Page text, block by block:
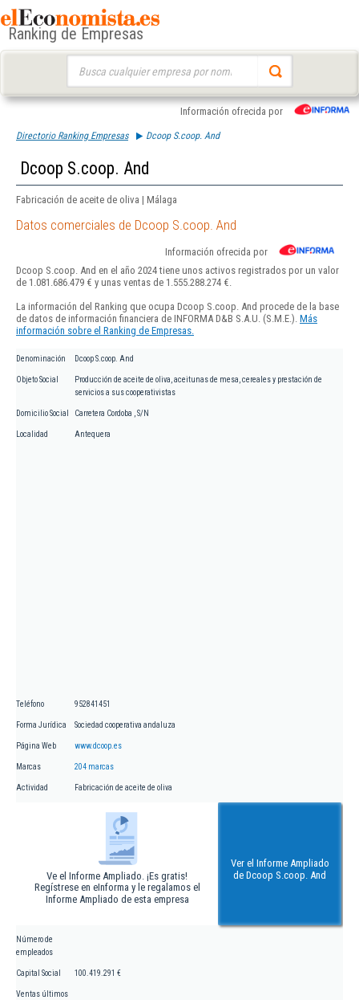
Ranking de Empresas
Información ofrecida por
Directorio Ranking Empresas Dcoop S.coop. And
Dcoop S.coop. And
Fabricación de aceite de oliva | Málaga
Datos comerciales de Dcoop S.coop. And
Información ofrecida por
Dcoop S.coop. And en el año 2024 tiene unos activos registrados por un valor
de 1.081.686.479 € y unas ventas de 1.555.288.274 €.
La información del Ranking que ocupa Dcoop S.coop. And procede de la base
de datos de información financiera de INFORMA D&B S.A.U. (S.M.E.). Más
información sobre el Ranking de Empresas.
Denominación Dcoop S.coop. And
Objeto Social
Producción de aceite de oliva, aceitunas de mesa, cereales y prestación de
servicios a sus cooperativistas
Domicilio Social Carretera Cordoba , S/N
Localidad Antequera
Teléfono 952841451
Forma Jurídica Sociedad cooperativa andaluza
Página Web www.dcoop.es
Marcas 204 marcas
Actividad Fabricación de aceite de oliva
Ve el Informe Ampliado. ¡Es gratis!
Regístrese en eInforma y le regalamos el
Informe Ampliado de esta empresa
Ver el Informe Ampliado
de Dcoop S.coop. And
Número de
empleados
Capital Social 100.419.291 €
Ventas últimos